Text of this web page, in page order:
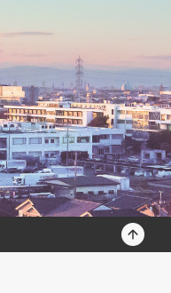
T
O
P